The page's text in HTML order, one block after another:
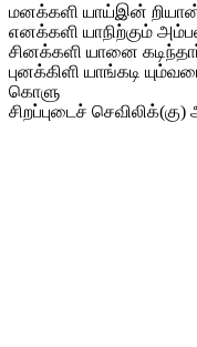
மனக்களி யாய்இன்
எனக்களி யாநிற்கும்
சினக்களி யானை
புனக்கிளி யாங்கடி
கொளு
சிறப்புடைச்